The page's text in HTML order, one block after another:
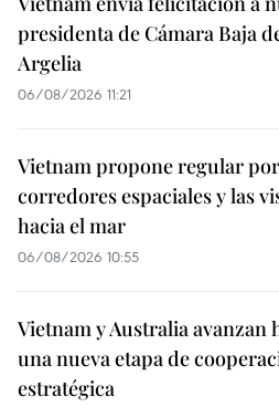
presidenta de Cámara Baja
Argelia
06/08/2026 11:21
Vietnam propone regular
corredores espaciales y las
hacia el mar
06/08/2026 10:55
Vietnam y Australia avanzan
una nueva etapa de
estratégica